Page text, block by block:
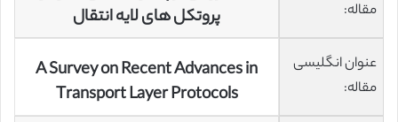
مقاله:
پروتکل های لایه انتقال
عنوان انگلیسی
مقاله:
A Survey on Recent Advances in
Transport Layer Protocols